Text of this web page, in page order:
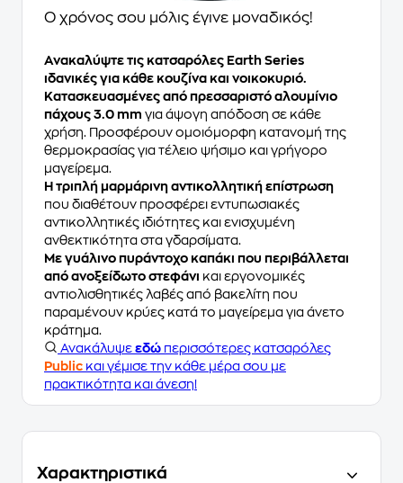
Ο χρόνος σου μόλις έγινε μοναδικός!
Ανακαλύψτε τις κατσαρόλες Earth Series
ιδανικές για κάθε κουζίνα και νοικοκυριό.
Κατασκευασμένες από πρεσσαριστό αλουμίνιο
πάχους 3.0 mm για άψογη απόδοση σε κάθε
χρήση. Προσφέρουν ομοιόμορφη κατανομή της
θερμοκρασίας για τέλειο ψήσιμο και γρήγορο
μαγείρεμα.
Η τριπλή μαρμάρινη αντικολλητική επίστρωση
που διαθέτουν προσφέρει εντυπωσιακές
αντικολλητικές ιδιότητες και ενισχυμένη
ανθεκτικότητα στα γδαρσίματα.
Με γυάλινο πυράντοχο καπάκι που περιβάλλεται
από ανοξείδωτο στεφάνι και εργονομικές
αντιολισθητικές λαβές από βακελίτη που
παραμένουν κρύες κατά το μαγείρεμα για άνετο
κράτημα.
Ανακάλυψε εδώ περισσότερες κατσαρόλες
Public και γέμισε την κάθε μέρα σου με
πρακτικότητα και άνεση!
Χαρακτηριστικά